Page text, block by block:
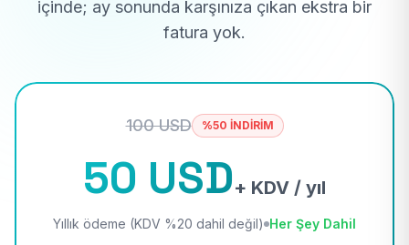
içinde; ay sonunda karşınıza çıkan ekstra bir
fatura yok.
100 USD %50 İNDİRİM
50 USD+ KDV / yıl
Yıllık ödeme (KDV %20 dahil değil) Her Şey Dahil